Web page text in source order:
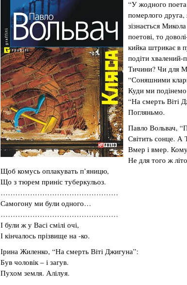
“У жодного
померлого
зізнається
поетові, то
кийка штрикає в
подіти хвалений-
Тичини? Чи для
“Соняшними
Куди ми
“На смерть Віті
Погляньмо.
Павло Вольвач,
Світить сонце. А
Вмер і вмер.
Не для того ж
Щоб комусь оплакувать п’яницю,
Що з тюрем приніс туберкульоз.
…………………………………………
Самогону ми були одного…
…………………………………………
І були ж у Васі смілі очі,
І кінчалось прізвище на -ко.
Ірина Жиленко, “На смерть Віті Джигуна”:
Був чоловік – і загув.
Пухом земля. Алілуя.